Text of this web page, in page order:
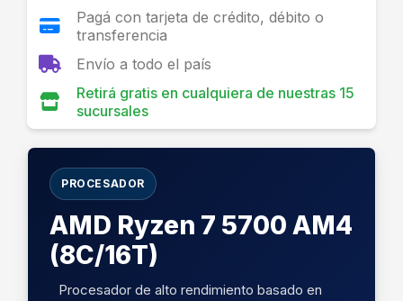
Pagá con tarjeta de crédito, débito o
transferencia
Envío a todo el país
Retirá gratis en cualquiera de nuestras 15
sucursales
PROCESADOR
AMD Ryzen 7 5700 AM4
(8C/16T)
Procesador de alto rendimiento basado en